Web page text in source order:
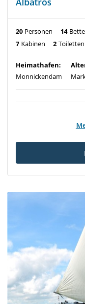
20 Personen 14
7 Kabinen 2 Toiletten
Heimathafen:
Monnickendam